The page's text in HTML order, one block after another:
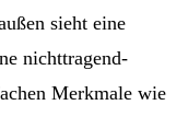
sieht eine
nichttragend-
Merkmale wie